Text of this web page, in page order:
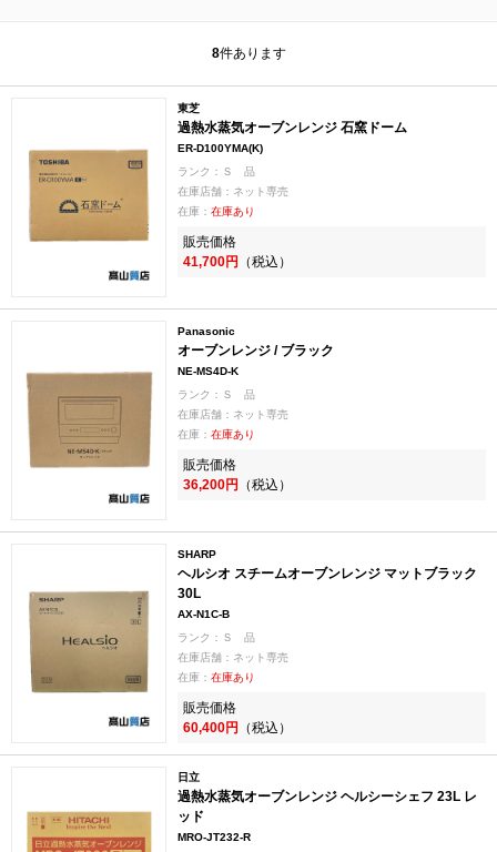
8件あります
東芝
過熱水蒸気オーブンレンジ 石窯ドーム
ER-D100YMA(K)
ランク：Ｓ 品
在庫店舗：ネット専売
在庫： 在庫あり
販売価格
41,700円 （税込）
Panasonic
オーブンレンジ / ブラック
NE-MS4D-K
ランク：Ｓ 品
在庫店舗：ネット専売
在庫： 在庫あり
販売価格
36,200円 （税込）
SHARP
ヘルシオ スチームオーブンレンジ マットブラック
30L
AX-N1C-B
ランク：Ｓ 品
在庫店舗：ネット専売
在庫： 在庫あり
販売価格
60,400円 （税込）
日立
過熱水蒸気オーブンレンジ ヘルシーシェフ 23L レ
ッド
MRO-JT232-R